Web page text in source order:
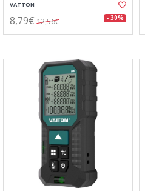
VATTON
8,79€ 12,56€ - 30%